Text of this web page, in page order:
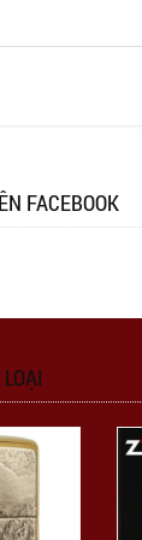
FACEBOOK